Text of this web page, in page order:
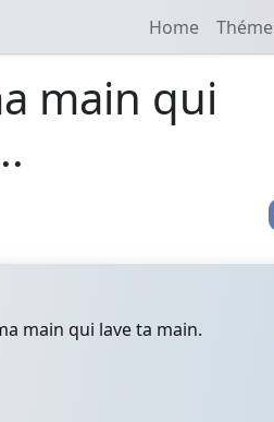
Home
main qui
main qui lave ta main.